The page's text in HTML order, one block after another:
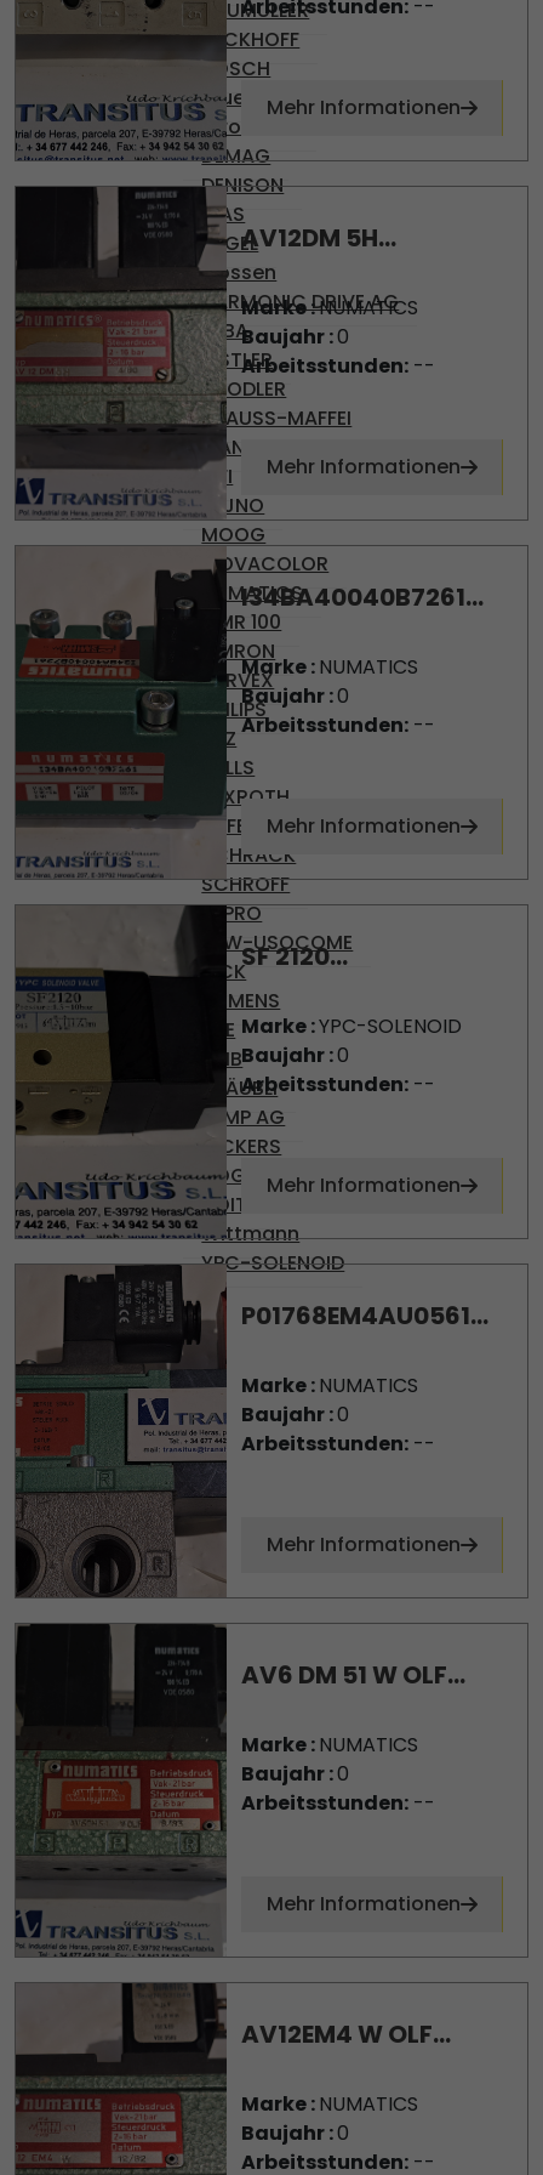
BAUMULLER
BECKHOFF
BOSCH
Brueninghaus
Hydromatik
DEMAG
DENISON
DIAS
ENGEL
Gossen
HARMONIC DRIVE AG
KEBA
KISTLER
KNODLER
KRAUSS-MAFFEI
MANNESMAN
MFI
MIJNO
MOOG
MOVACOLOR
NUMATICS
OMR 100
OMRON
PARVEX
PHILIPS
PILZ
PULLS
REXROTH
SAFEMASTER
SCHRACK
SCHROFF
SEPRO
SEW-USOCOME
SICK
SIEMENS
SKE
SMB
STÄUBLI
TEMP AG
VICKERS
VOGEL
VOITH
Wittmann
YPC-SOLENOID
Arbeitsstunden:--
Mehr Informationen
AV12DM 5H...
Marke :NUMATICS
Baujahr :0
Arbeitsstunden:--
Mehr Informationen
I34BA40040B7261...
Marke :NUMATICS
Baujahr :0
Arbeitsstunden:--
Mehr Informationen
SF 2120...
Marke :YPC-SOLENOID
Baujahr :0
Arbeitsstunden:--
Mehr Informationen
P01768EM4AU0561...
Marke :NUMATICS
Baujahr :0
Arbeitsstunden:--
Mehr Informationen
AV6 DM 51 W OLF...
Marke :NUMATICS
Baujahr :0
Arbeitsstunden:--
Mehr Informationen
AV12EM4 W OLF...
Marke :NUMATICS
Baujahr :0
Arbeitsstunden:--